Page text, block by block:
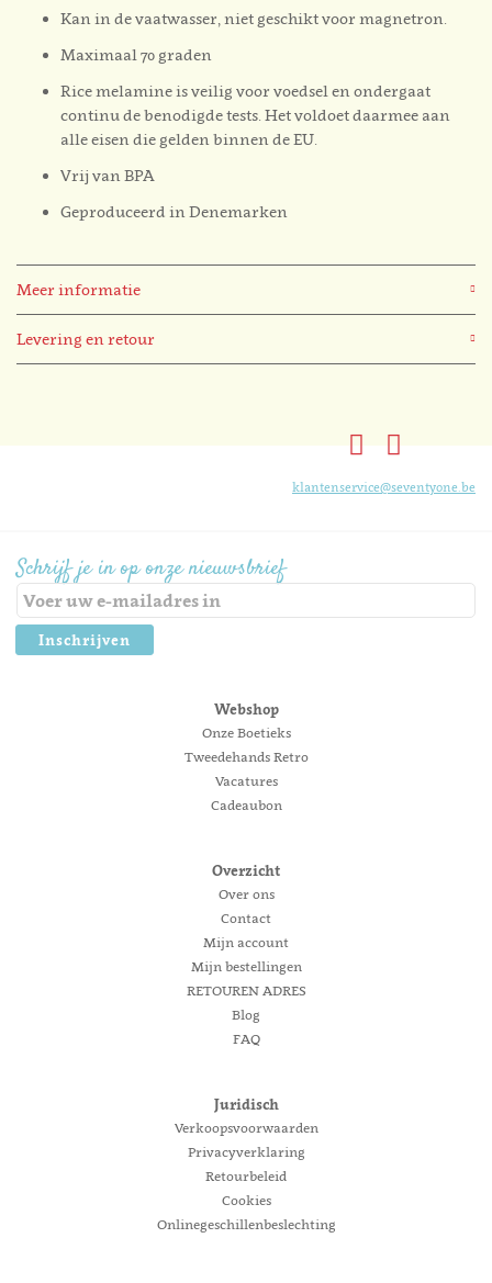
Kan in de vaatwasser, niet geschikt voor magnetron.
Maximaal 70 graden
Rice melamine is veilig voor voedsel en ondergaat
continu de benodigde tests. Het voldoet daarmee aan
alle eisen die gelden binnen de EU.
Vrij van BPA
Geproduceerd in Denemarken
Meer informatie
Levering en retour
Schrijf je in op onze nieuwsbrief
Inschrijven
klantenservice@seventyone.be
Webshop
Onze Boetieks
Tweedehands Retro
Vacatures
Cadeaubon
Overzicht
Over ons
Contact
Mijn account
Mijn bestellingen
RETOUREN ADRES
Blog
FAQ
Juridisch
Verkoopsvoorwaarden
Privacyverklaring
Retourbeleid
Cookies
Onlinegeschillenbeslechting